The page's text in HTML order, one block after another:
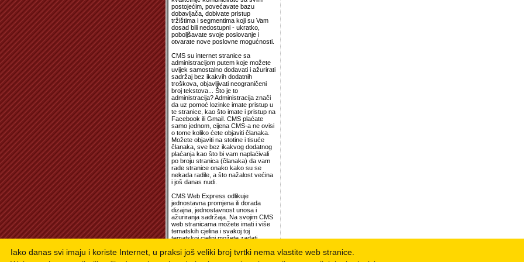
postojećim, povećavate bazu
dobavljača, dobivate pristup
tržištima i segmentima koji su Vam
dosad bili nedostupni - ukratko,
poboljšavate svoje poslovanje i
otvarate nove poslovne mogućnosti.
CMS su internet stranice sa
administracijom putem koje možete
uvijek samostalno dodavati i ažurirati
sadržaj bez ikakvih dodatnih
troškova, objavljivati neograničeni
broj tekstova... Što je to
administracija? Administracija znači
da uz pomoć lozinke imate pristup u
te stranice, kao što imate i pristup na
Facebook ili Gmail. CMS plaćate
samo jednom, cijena CMS-a ne ovisi
o tome koliko ćete objaviti članaka.
Možete objaviti na stotine i tisuće
članaka, sve bez ikakvog dodatnog
plaćanja kao što bi vam naplaćivali
po broju stranica (članaka) da vam
rade stranice onako kako su se
nekada radile, a što nažalost većina
i još danas nudi.
CMS Web Express odlikuje
jednostavna promjena ili dorada
dizajna, jednostavnost unosa i
ažuriranja sadržaja. Na svojim CMS
web stranicama možete imati i više
tematskih cjelina i svakoj toj
tematskoj cjelini možete zadati
pojedinačne web stranice unutar
vašeg web portala ne moraju
Iako danas svi imaju i koriste Internet, u praksi još veliki broj tvrtki nema vlastite web stranice.